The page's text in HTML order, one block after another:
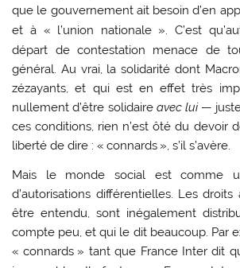
que le gouvernement ait besoin d’en
et à « l’union nationale ». C’est
départ de contestation menace de
général. Au vrai, la solidarité dont
zézayants, et qui est en effet très
nullement d’être solidaire avec lui— juste
ces conditions, rien n’est ôté du devoir
liberté de dire : « connards », s’il s’avère.
Mais le monde social est comme
d’autorisations différentielles. Les
être entendu, sont inégalement
compte peu, et qui le dit beaucoup. Par
« connards » tant que France Inter dit